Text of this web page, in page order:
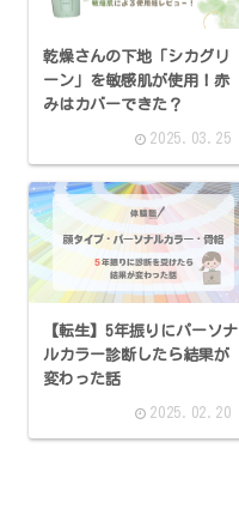
乾燥さんの下地「シカグリ
ーン」を敏感肌が使用！赤
みはカバーできた？
2025.03.25
【転生】5年振りにパーソナ
ルカラー診断したら結果が
変わった話
2025.02.20